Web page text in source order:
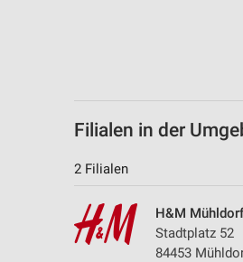
Filialen in der
2 Filialen
H&M
Stadtplatz 52
84453